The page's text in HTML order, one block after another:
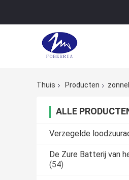
Thuis Producten
ALLE
Verzegelde
De Zure Batterij van
(54)